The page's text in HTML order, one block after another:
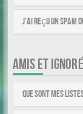
J’ai reçu un spam
AMIS ET
Que sont mes